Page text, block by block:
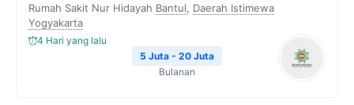
Rumah Sakit Nur Hidayah Bantul, Daerah Istimewa
Yogyakarta
4 Hari yang lalu
5 Juta - 20 Juta
Bulanan